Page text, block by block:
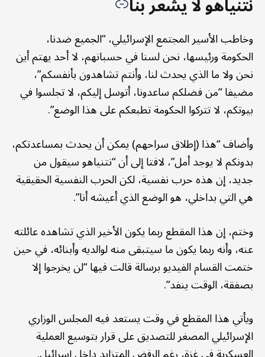
وخاطب الأسير المجتمع الإسرائيلي، “الجميع ضدنا،
الحكومة ورئيسها، نحن لسنا في حسبانهم، لا أحد يهتم أين
نحن ولا ما الذي يحدث لنا، وأنتم تشاهدون بأنفسكم”،
مضيفا “من فضلكم ساعدونا، أتوسل إليكم، لا تجلسوا في
بيوتكم، لا تتركوا الحكومة تطبعكم على هذا الوضع”.
وأضاف “هذا (إطلاق سراحهم) يمكن أن يحدث بمساعدتكم،
بدونكم لا يوجد أمل”، لافتا إلى أن “نتنياهو سيقول من
جديد، إن هذه حرب نفسية، لكن الحرب النفسية الحقيقية
هي التي بداخلي، هو الوضع الذي أعيشه أنا”.
وختم، إن هذا المقطع ربما يكون الأخير الذي تشاهده عائلته
عنه، وأنه ربما يكون ما سيتبقى منه لوالديه وأبنائه، في حين
ختمت القسام الفيديو برسالة قالت فيها “لن يخرجوا إلا
بصفقة، الوقت ينفد”.
ويأتي هذا المقطع في وقت يستعد فيه المجلس الوزاري
الإسرائيلي المصغر للتصديق على قرار بتوسيع العملية